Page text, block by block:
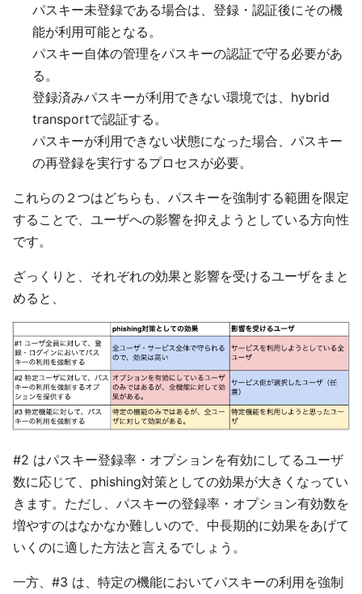
パスキー未登録である場合は、登録・認証後にその機
能が利用可能となる。
パスキー自体の管理をパスキーの認証で守る必要があ
る。
登録済みパスキーが利用できない環境では、hybrid
transportで認証する。
パスキーが利用できない状態になった場合、パスキー
の再登録を実行するプロセスが必要。
これらの２つはどちらも、パスキーを強制する範囲を限定
することで、ユーザへの影響を抑えようとしている方向性
です。
ざっくりと、それぞれの効果と影響を受けるユーザをまと
めると、
#2 はパスキー登録率・オプションを有効にしてるユーザ
数に応じて、phishing対策としての効果が大きくなってい
きます。ただし、パスキーの登録率・オプション有効数を
増やすのはなかなか難しいので、中長期的に効果をあげて
いくのに適した方法と言えるでしょう。
一方、#3 は、特定の機能においてパスキーの利用を強制